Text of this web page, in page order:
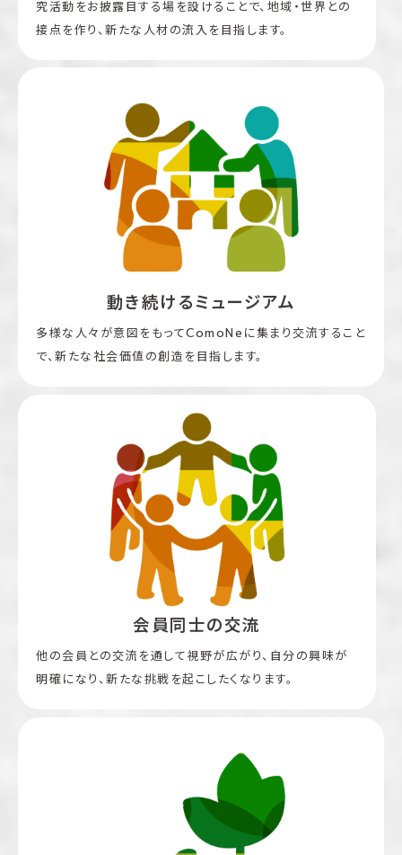
究活動をお披露目する場を設けることで、地域・世界との
接点を作り、新たな人材の流入を目指します。
動き続けるミュージアム
多様な人々が意図をもってComoNeに集まり交流すること
で、新たな社会価値の創造を目指します。
会員同士の交流
他の会員との交流を通して視野が広がり、自分の興味が
明確になり、新たな挑戦を起こしたくなります。